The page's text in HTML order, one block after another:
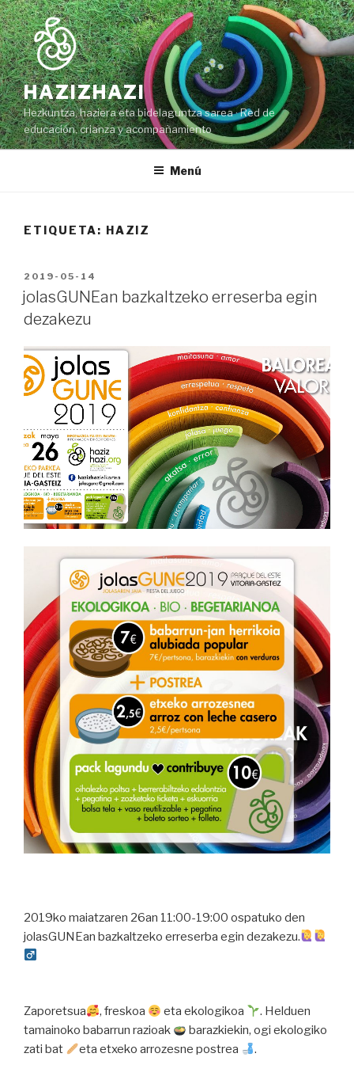
Ir
al
contenido
HAZIZHAZI
Hezkuntza, haziera eta bidelaguntza sarea · Red de
educación, crianza y acompañamiento
Menú
ETIQUETA: HAZIZ
PUBLICADO
EN
2019-05-14
jolasGUNEan bazkaltzeko erreserba egin
dezakezu
2019ko maiatzaren 26an 11:00-19:00 ospatuko den
jolasGUNEan bazkaltzeko erreserba egin dezakezu.
Zaporetsua , freskoa eta ekologikoa
. Helduen
tamainoko babarrun razioak
barazkiekin, ogi ekologiko
zati bat
eta etxeko arrozesne postrea .